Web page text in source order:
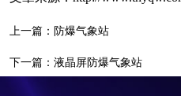
上一篇： 防爆气象站
下一篇： 液晶屏防爆气象站